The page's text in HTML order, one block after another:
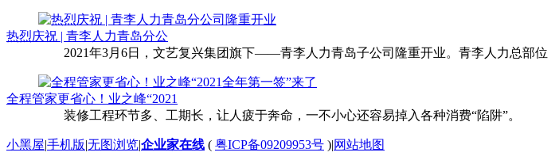
热烈庆祝 | 青李人力青岛分公
2021年3月6日，文艺复兴集团旗下——青李人力青岛子公司隆重开业。青李人力总部位
全程管家更省心！业之峰“2021
装修工程环节多、工期长，让人疲于奔命，一不小心还容易掉入各种消费“陷阱”。
小黑屋|手机版|无图浏览|企业家在线 ( 粤ICP备09209953号 )|网站地图